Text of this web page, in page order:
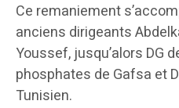
Ce remaniement
anciens dirigeants
Youssef, jusqu’alors DG
phosphates de Gafsa et
Tunisien.